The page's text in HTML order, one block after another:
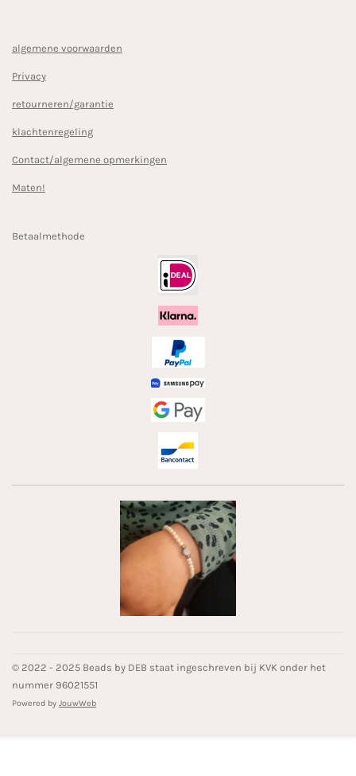
algemene voorwaarden
Privacy
retourneren/garantie
klachtenregeling
Contact/algemene opmerkingen
Maten!
Betaalmethode
© 2022 - 2025 Beads by DEB staat ingeschreven bij KVK onder het
nummer 96021551
Powered by JouwWeb